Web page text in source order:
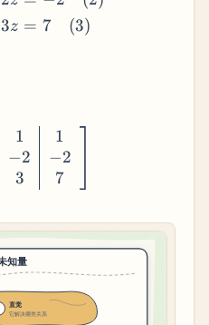
3z = 7 (3)
1
−2
3
1
−2
7